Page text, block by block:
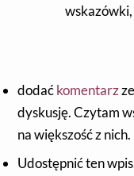
dodaćkomentarz
dyskusję. Czytam
na większość z nich.
Udostępnić ten